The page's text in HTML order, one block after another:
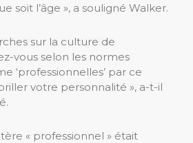
soit l’âge », a souligné Walker.
sur la culture de
vous selon les normes
‘professionnelles’ par ce
votre personnalité », a-t-il
« professionnel » était